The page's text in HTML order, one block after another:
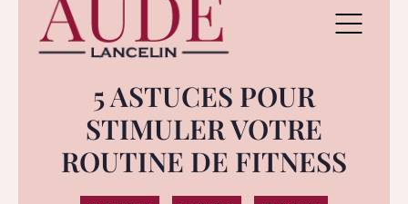
5 ASTUCES POUR
STIMULER VOTRE
ROUTINE DE FITNESS